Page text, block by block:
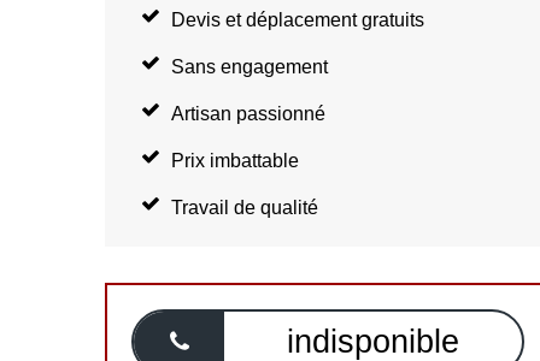
Devis et déplacement gratuits
Sans engagement
Artisan passionné
Prix imbattable
Travail de qualité
indisponible